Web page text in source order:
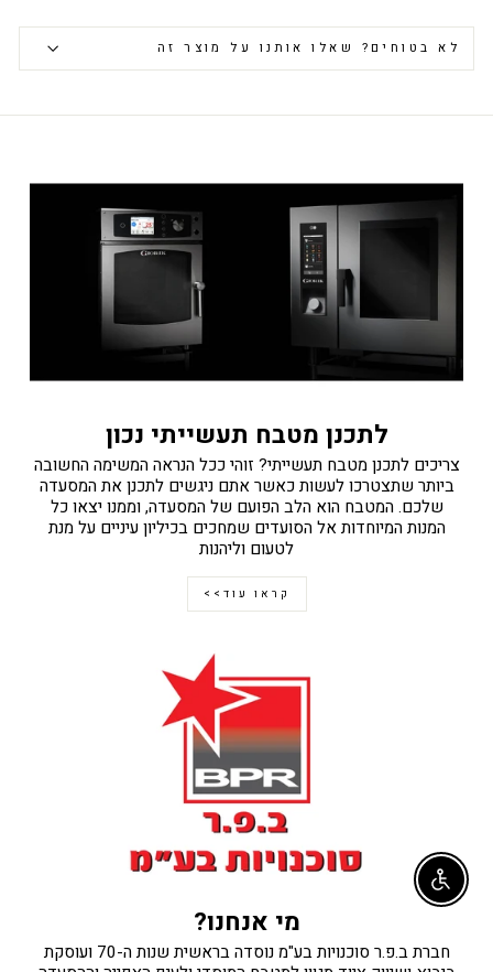
לא בטוחים? שאלו אותנו על מוצר זה
לתכנן מטבח תעשייתי נכון
צריכים לתכנן מטבח תעשייתי? זוהי ככל הנראה המשימה החשובה
ביותר שתצטרכו לעשות כאשר אתם ניגשים לתכנן את המסעדה
שלכם. המטבח הוא הלב הפועם של המסעדה, וממנו יצאו כל
המנות המיוחדות אל הסועדים שמחכים בכיליון עיניים על מנת
לטעום וליהנות
קראו עוד>>
מי אנחנו?
חברת ב.פ.ר סוכנויות בע"מ נוסדה בראשית שנות ה-70 ועוסקת
Enable accessibility